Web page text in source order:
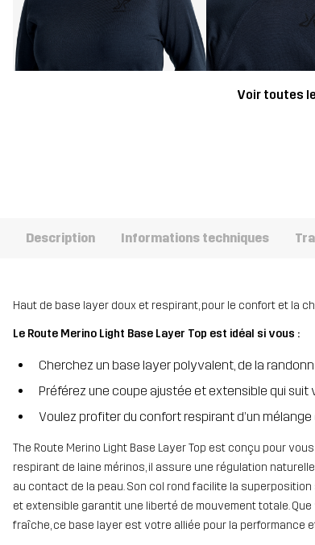
Voir toutes
Description Informations techniques
Haut de base layer doux et respirant, pour le confort et la
Le Route Merino Light Base Layer Top est idéal si vous :
Cherchez un base layer polyvalent, de la
Préférez une coupe ajustée et extensible qui suit
Voulez profiter du confort respirant d’un
The Route Merino Light Base Layer Top est conçu pour
respirant de laine mérinos, il assure une régulation
au contact de la peau. Son col rond facilite la
et extensible garantit une liberté de mouvement totale.
fraîche, ce base layer est votre alliée pour la performance